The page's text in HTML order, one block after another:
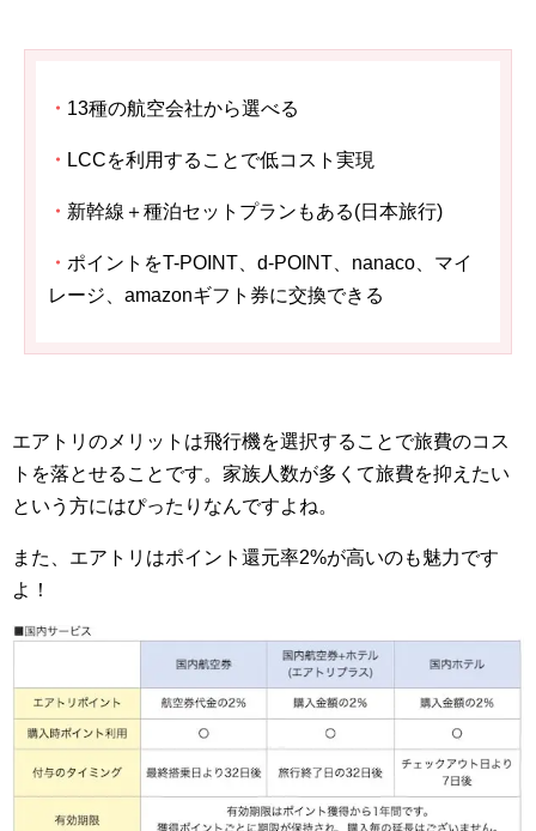
・ 13種の航空会社から選べる
・ LCCを利用することで低コスト実現
・ 新幹線＋種泊セットプランもある(日本旅行)
・ ポイントをT-POINT、d-POINT、nanaco、マイ
レージ、amazonギフト券に交換できる
エアトリのメリットは飛行機を選択することで旅費のコス
トを落とせることです。家族人数が多くて旅費を抑えたい
という方にはぴったりなんですよね。
また、エアトリはポイント還元率2%が高いのも魅力です
よ！